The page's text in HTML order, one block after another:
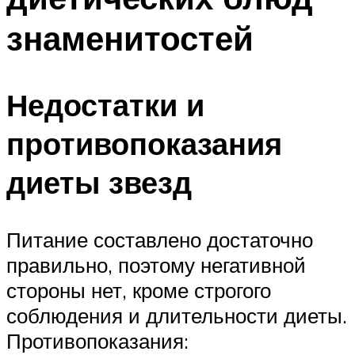
знаменитостей
Недостатки и
противопоказания
диеты звезд
Питание составлено достаточно
правильно, поэтому негативной
стороны нет, кроме строгого
соблюдения и длительности диеты.
Противопоказания: